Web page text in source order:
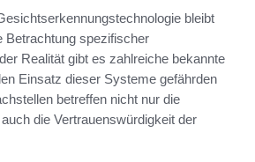
bleibt
Betrachtung spezifischer
Realität gibt es zahlreiche bekannte
Einsatz dieser Systeme gefährden
betreffen nicht nur die
die Vertrauenswürdigkeit der